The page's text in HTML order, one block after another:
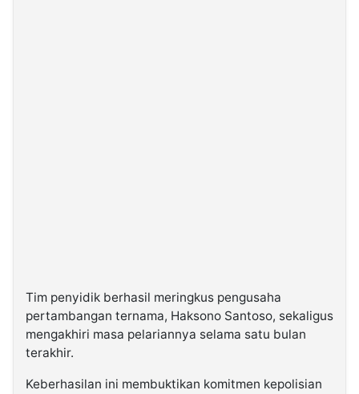
Tim penyidik berhasil meringkus pengusaha
pertambangan ternama, Haksono Santoso, sekaligus
mengakhiri masa pelariannya selama satu bulan
terakhir.
Keberhasilan ini membuktikan komitmen kepolisian